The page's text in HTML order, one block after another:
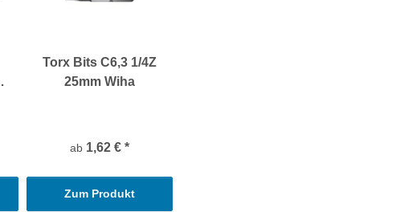
Torx Bits C6,3 1/4Z
25mm Wiha
ab 1,62 € *
Zum Produkt